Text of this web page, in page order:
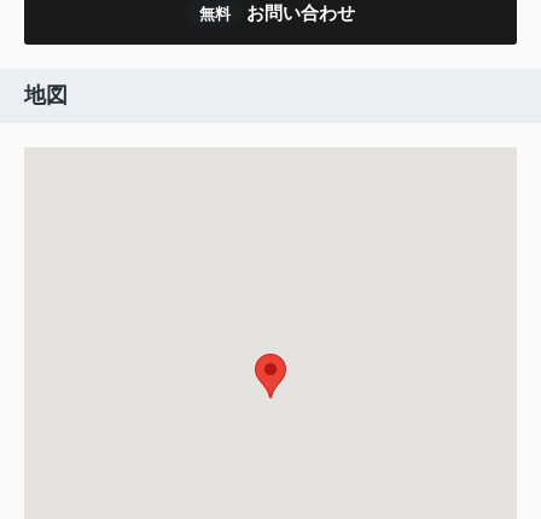
無料 お問い合わせ
地図